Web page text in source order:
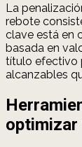
La
rebote
clave está en
basada en
título efectivo
alcanzables
optimizar